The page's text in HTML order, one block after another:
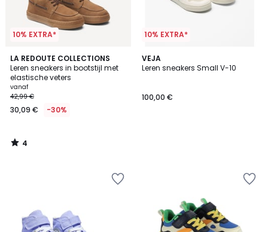
10% EXTRA*
LA REDOUTE COLLECTIONS
Leren sneakers in bootstijl met
elastische veters
vanaf
42,99 €
30,09 € -30%
4
/
5
4
/
10% EXTRA*
VEJA
Leren sneakers Small V-10
100,00 €